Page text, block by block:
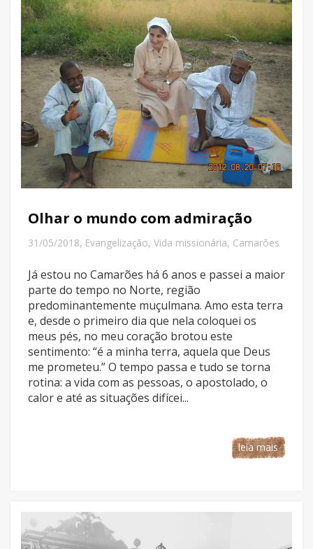
Olhar o mundo com admiração
31/05/2018, Evangelização, Vida missionária, Camarões
Já estou no Camarões há 6 anos e passei a maior
parte do tempo no Norte, região
predominantemente muçulmana. Amo esta terra
e, desde o primeiro dia que nela coloquei os
meus pés, no meu coração brotou este
sentimento: “é a minha terra, aquela que Deus
me prometeu.” O tempo passa e tudo se torna
rotina: a vida com as pessoas, o apostolado, o
calor e até as situações difícei...
leia mais